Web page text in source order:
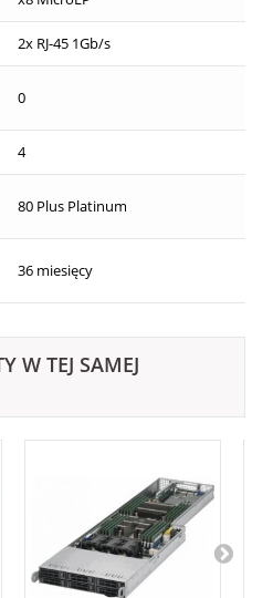
2x RJ-45 1Gb/s
0
4
80 Plus Platinum
36 miesięcy
W TEJ SAMEJ